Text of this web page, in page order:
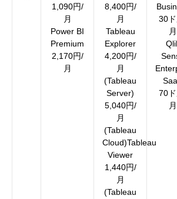
1,090円/
月
Power BI
Premium
2,170円/
月
8,400円/
月
Tableau
Explorer
4,200円/
月
(Tableau
Server)
5,040円/
月
(Tableau
Cloud)Tableau
Viewer
1,440円/
月
(Tableau
30
月
70
月